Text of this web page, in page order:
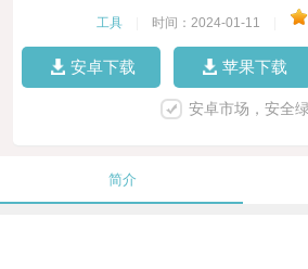
工具 时间：2024-01-11
安卓下载 苹果下载
安卓市场，安全
简介